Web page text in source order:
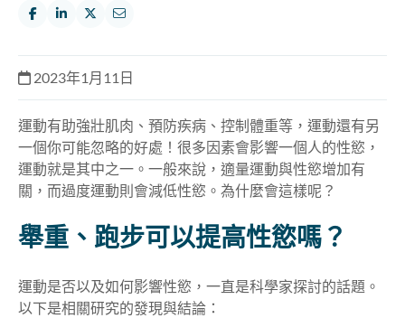
2023年1月11日
運動有助強壯肌肉、預防疾病、控制體重等，運動還有另
一個你可能忽略的好處！很多因素會影響一個人的性慾，
運動就是其中之一。一般來說，適量運動與性慾增加有
關，而過度運動則會減低性慾。為什麼會這樣呢？
舉重、跑步可以提高性慾嗎？
運動是否以及如何影響性慾，一直是科學家探討的話題。
以下是相關研究的發現與結論：